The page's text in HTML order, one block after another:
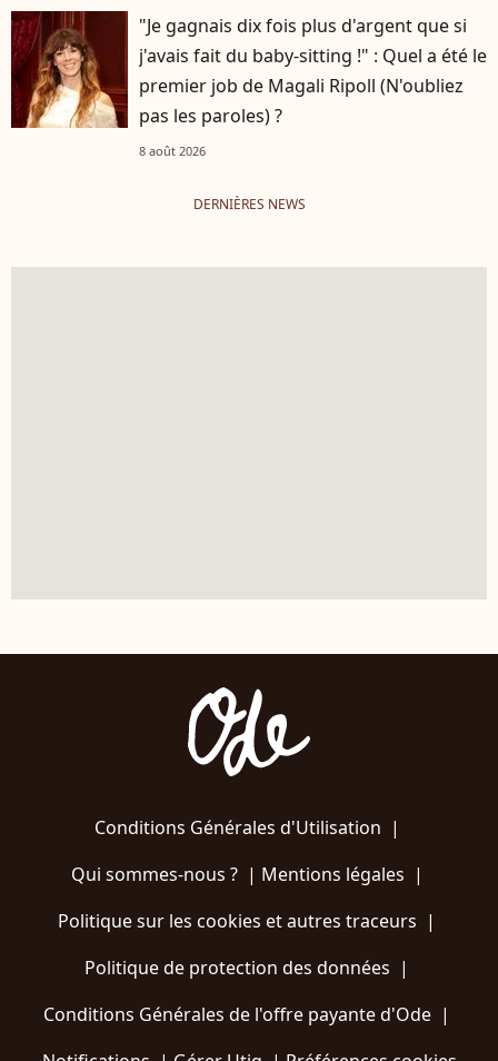
"Je gagnais dix fois plus d'argent que si
j'avais fait du baby-sitting !" : Quel a été le
premier job de Magali Ripoll (N'oubliez
pas les paroles) ?
8 août 2026
DERNIÈRES NEWS
Conditions Générales d'Utilisation |
Qui sommes-nous ?| Mentions légales |
Politique sur les cookies et autres traceurs |
Politique de protection des données |
Conditions Générales de l'offre payante d'Ode |